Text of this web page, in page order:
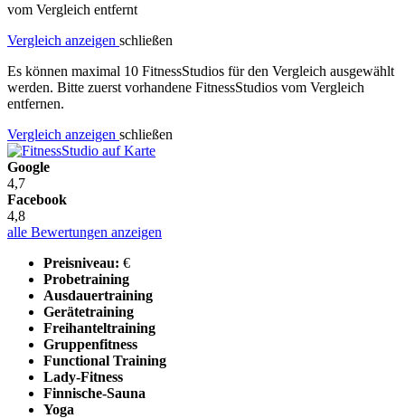
vom Vergleich entfernt
Vergleich anzeigen schließen
Es können maximal 10 FitnessStudios für den Vergleich ausgewählt
werden. Bitte zuerst vorhandene FitnessStudios vom Vergleich
entfernen.
Vergleich anzeigen schließen
Google
4,7
Facebook
4,8
alle Bewertungen anzeigen
Preisniveau: €
Probetraining
Ausdauertraining
Gerätetraining
Freihanteltraining
Gruppenfitness
Functional Training
Lady-Fitness
Finnische-Sauna
Yoga